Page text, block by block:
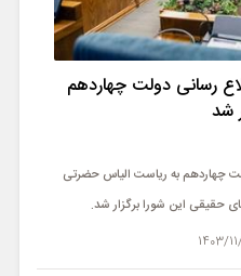
رسانی دولت چهاردهم
شد
چهاردهم به ریاست الیاس حضرتی
حقیقی این شورا برگزار شد.